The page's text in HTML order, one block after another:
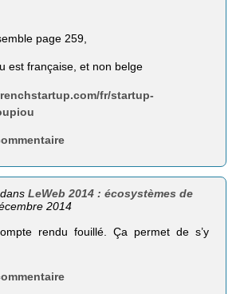
page 259,
est française, et non belge
fr/startup-
dansLeWeb 2014 : écosystèmes de
2014
rendu fouillé. Ça permet de s’y